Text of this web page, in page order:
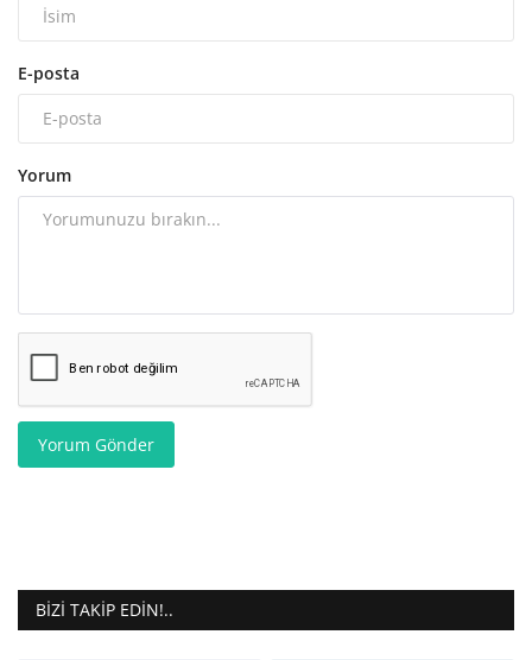
E-posta
Yorum
Yorum Gönder
BIZI TAKIP EDIN!..